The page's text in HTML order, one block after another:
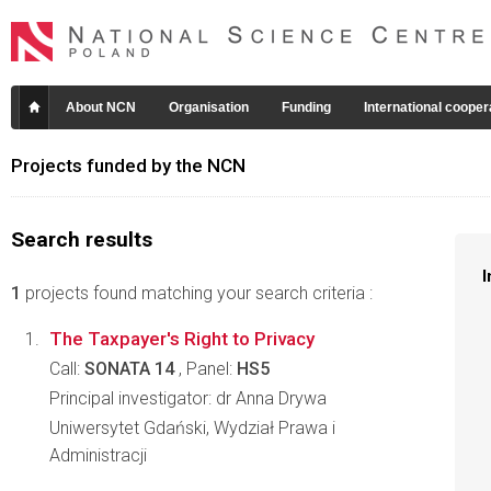
About NCN Organisation Funding International
Projects funded by the NCN
Search results
1 projects found matching your search criteria :
The Taxpayer's Right to Privacy
Call: SONATA 14, Panel: HS5
Principal investigator: dr Anna Drywa
Uniwersytet Gdański, Wydział Prawa i
Administracji